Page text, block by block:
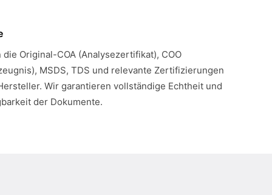
Original-COA (Analysezertifikat), COO
MSDS, TDS und relevante Zertifizierungen
Wir garantieren vollständige Echtheit und
der Dokumente.